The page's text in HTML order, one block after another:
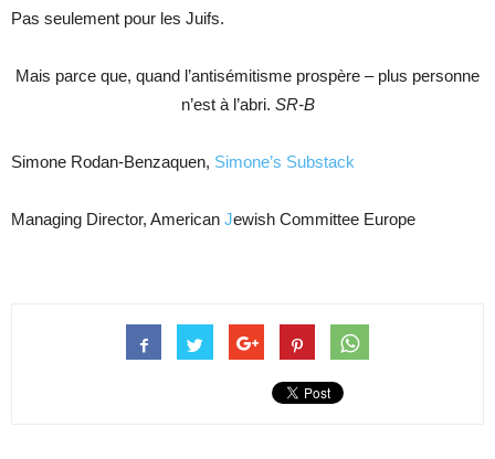
Pas seulement pour les Juifs.
Mais parce que, quand l’antisémitisme prospère – plus personne
n’est à l’abri. SR-B
Simone Rodan-Benzaquen, Simone’s Substack
Managing Director, American Jewish Committee Europe